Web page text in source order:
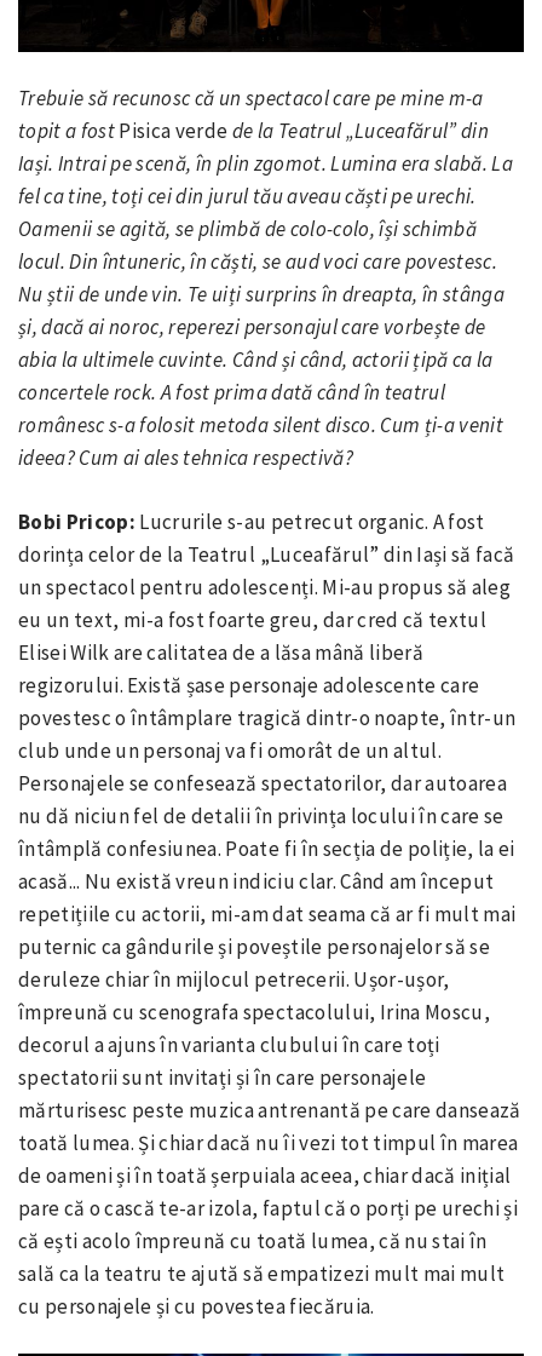
Trebuie să recunosc că un spectacol care pe mine m-a
topit a fostPisica verdede la Teatrul „Luceafărul” din
Iași. Intrai pe scenă, în plin zgomot. Lumina era slabă. La
fel ca tine, toți cei din jurul tău aveau căști pe urechi.
Oamenii se agită, se plimbă de colo-colo, își schimbă
locul. Din întuneric, în căști, se aud voci care povestesc.
Nu știi de unde vin. Te uiți surprins în dreapta, în stânga
și, dacă ai noroc, reperezi personajul care vorbește de
abia la ultimele cuvinte. Când și când, actorii țipă ca la
concertele rock. A fost prima dată când în teatrul
românesc s-a folosit metoda silent disco. Cum ți-a venit
ideea? Cum ai ales tehnica respectivă?
Bobi Pricop: Lucrurile s-au petrecut organic. A fost
dorința celor de la Teatrul „Luceafărul” din Iași să facă
un spectacol pentru adolescenți. Mi-au propus să aleg
eu un text, mi-a fost foarte greu, dar cred că textul
Elisei Wilk are calitatea de a lăsa mână liberă
regizorului. Există șase personaje adolescente care
povestesc o întâmplare tragică dintr-o noapte, într-un
club unde un personaj va fi omorât de un altul.
Personajele se confesează spectatorilor, dar autoarea
nu dă niciun fel de detalii în privința locului în care se
întâmplă confesiunea. Poate fi în secția de poliție, la ei
acasă... Nu există vreun indiciu clar. Când am început
repetițiile cu actorii, mi-am dat seama că ar fi mult mai
puternic ca gândurile și poveștile personajelor să se
deruleze chiar în mijlocul petrecerii. Ușor-ușor,
împreună cu scenografa spectacolului, Irina Moscu,
decorul a ajuns în varianta clubului în care toți
spectatorii sunt invitați și în care personajele
mărturisesc peste muzica antrenantă pe care dansează
toată lumea. Și chiar dacă nu îi vezi tot timpul în marea
de oameni și în toată șerpuiala aceea, chiar dacă inițial
pare că o cască te-ar izola, faptul că o porți pe urechi și
că ești acolo împreună cu toată lumea, că nu stai în
sală ca la teatru te ajută să empatizezi mult mai mult
cu personajele și cu povestea fiecăruia.